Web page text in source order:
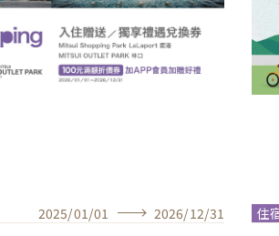
2025/01 /01 2026/12/31 住